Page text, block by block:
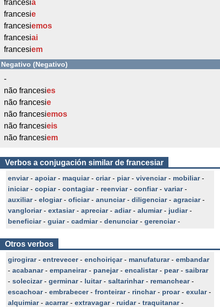
francesia
francesie
francesiemos
francesiai
francesiem
Negativo (Negativo)
-
não francesies
não francesie
não francesiemos
não francesieis
não francesiem
Verbos a conjugación similar de francesiar
enviar- apoiar- maquiar- criar- piar- vivenciar- mobiliar-
iniciar- copiar- contagiar- reenviar- confiar- variar-
auxiliar- elogiar- oficiar- anunciar- diligenciar- agraciar-
vangloriar- extasiar- apreciar- adiar- alumiar- judiar-
beneficiar- guiar- cadmiar- denunciar- gerenciar-
Otros verbos
girogirar- entrevecer- enchoiriçar- manufaturar- embandar
- acabanar- empaneirar- panejar- encalistar- pear- saibrar
- solecizar- germinar- luitar- saltarinhar- remanchear-
escachoar- embrabecer- fronteirar- rinchar- proar- exular-
alquimiar- acarrar- extravagar- ruidar- traquitanar-